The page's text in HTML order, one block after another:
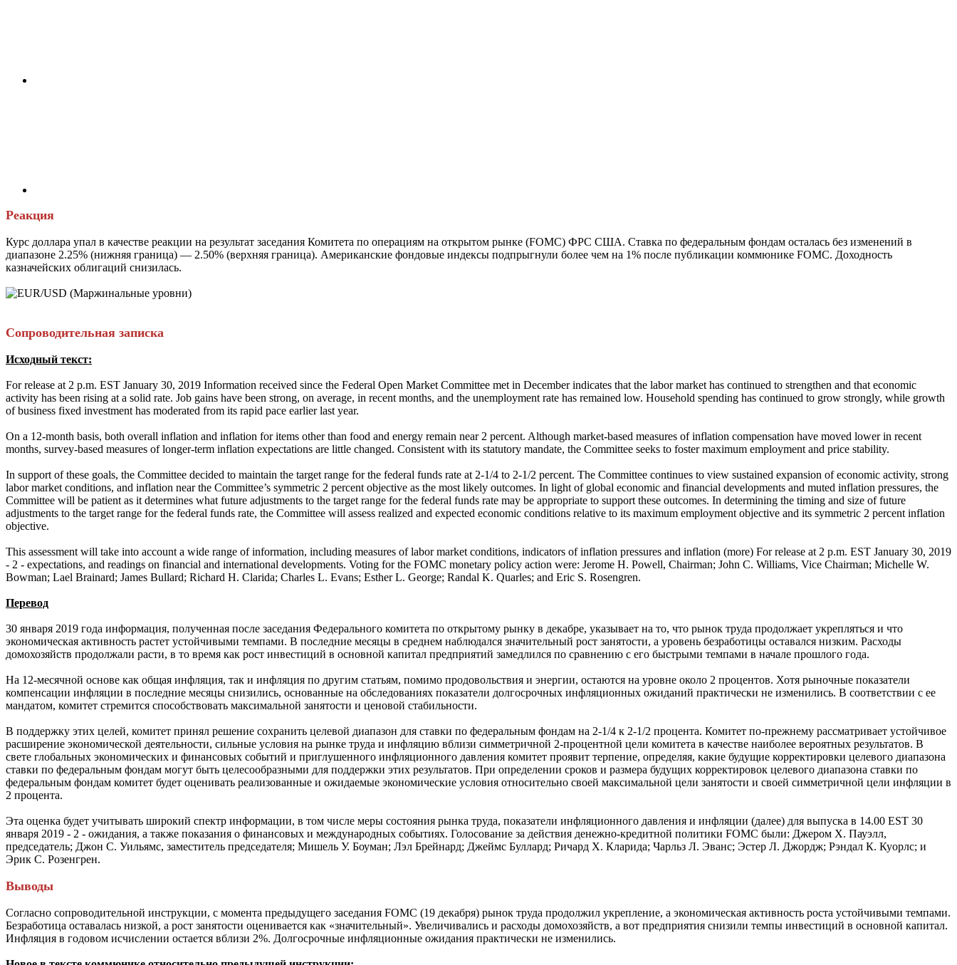
Реакция
Курс доллара упал в качестве реакции на результат заседания Комитета по операциям на открытом рынке (FOMC) ФРС США. Ставка по федеральным фондам осталась без изменений в
диапазоне 2.25% (нижняя граница) — 2.50% (верхняя граница). Американские фондовые индексы подпрыгнули более чем на 1% после публикации коммюнике FOMC. Доходность
казначейских облигаций снизилась.
Сопроводительная записка
Исходный текст:
For release at 2 p.m. EST January 30, 2019 Information received since the Federal Open Market Committee met in December indicates that the labor market has continued to strengthen and that economic
activity has been rising at a solid rate. Job gains have been strong, on average, in recent months, and the unemployment rate has remained low. Household spending has continued to grow strongly, while growth
of business fixed investment has moderated from its rapid pace earlier last year.
On a 12-month basis, both overall inflation and inflation for items other than food and energy remain near 2 percent. Although market-based measures of inflation compensation have moved lower in recent
months, survey-based measures of longer-term inflation expectations are little changed. Consistent with its statutory mandate, the Committee seeks to foster maximum employment and price stability.
In support of these goals, the Committee decided to maintain the target range for the federal funds rate at 2-1/4 to 2-1/2 percent. The Committee continues to view sustained expansion of economic activity, strong
labor market conditions, and inflation near the Committee’s symmetric 2 percent objective as the most likely outcomes. In light of global economic and financial developments and muted inflation pressures, the
Committee will be patient as it determines what future adjustments to the target range for the federal funds rate may be appropriate to support these outcomes. In determining the timing and size of future
adjustments to the target range for the federal funds rate, the Committee will assess realized and expected economic conditions relative to its maximum employment objective and its symmetric 2 percent inflation
objective.
This assessment will take into account a wide range of information, including measures of labor market conditions, indicators of inflation pressures and inflation (more) For release at 2 p.m. EST January 30, 2019
- 2 - expectations, and readings on financial and international developments. Voting for the FOMC monetary policy action were: Jerome H. Powell, Chairman; John C. Williams, Vice Chairman; Michelle W.
Bowman; Lael Brainard; James Bullard; Richard H. Clarida; Charles L. Evans; Esther L. George; Randal K. Quarles; and Eric S. Rosengren.
Перевод
30 января 2019 года информация, полученная после заседания Федерального комитета по открытому рынку в декабре, указывает на то, что рынок труда продолжает укрепляться и что
экономическая активность растет устойчивыми темпами. В последние месяцы в среднем наблюдался значительный рост занятости, а уровень безработицы оставался низким. Расходы
домохозяйств продолжали расти, в то время как рост инвестиций в основной капитал предприятий замедлился по сравнению с его быстрыми темпами в начале прошлого года.
На 12-месячной основе как общая инфляция, так и инфляция по другим статьям, помимо продовольствия и энергии, остаются на уровне около 2 процентов. Хотя рыночные показатели
компенсации инфляции в последние месяцы снизились, основанные на обследованиях показатели долгосрочных инфляционных ожиданий практически не изменились. В соответствии с ее
мандатом, комитет стремится способствовать максимальной занятости и ценовой стабильности.
В поддержку этих целей, комитет принял решение сохранить целевой диапазон для ставки по федеральным фондам на 2-1/4 к 2-1/2 процента. Комитет по-прежнему рассматривает устойчивое
расширение экономической деятельности, сильные условия на рынке труда и инфляцию вблизи симметричной 2-процентной цели комитета в качестве наиболее вероятных результатов. В
свете глобальных экономических и финансовых событий и приглушенного инфляционного давления комитет проявит терпение, определяя, какие будущие корректировки целевого диапазона
ставки по федеральным фондам могут быть целесообразными для поддержки этих результатов. При определении сроков и размера будущих корректировок целевого диапазона ставки по
федеральным фондам комитет будет оценивать реализованные и ожидаемые экономические условия относительно своей максимальной цели занятости и своей симметричной цели инфляции в
2 процента.
Эта оценка будет учитывать широкий спектр информации, в том числе меры состояния рынка труда, показатели инфляционного давления и инфляции (далее) для выпуска в 14.00 EST 30
января 2019 - 2 - ожидания, а также показания о финансовых и международных событиях. Голосование за действия денежно-кредитной политики FOMC были: Джером Х. Пауэлл,
председатель; Джон С. Уильямс, заместитель председателя; Мишель У. Боуман; Лэл Брейнард; Джеймс Буллард; Ричард Х. Кларида; Чарльз Л. Эванс; Эстер Л. Джордж; Рэндал К. Куорлс; и
Эрик С. Розенгрен.
Выводы
Согласно сопроводительной инструкции, с момента предыдущего заседания FOMC (19 декабря) рынок труда продолжил укрепление, а экономическая активность роста устойчивыми темпами.
Безработица оставалась низкой, а рост занятости оценивается как «значительный». Увеличивались и расходы домохозяйств, а вот предприятия снизили темпы инвестиций в основной капитал.
Инфляция в годовом исчислении остается вблизи 2%. Долгосрочные инфляционные ожидания практически не изменились.